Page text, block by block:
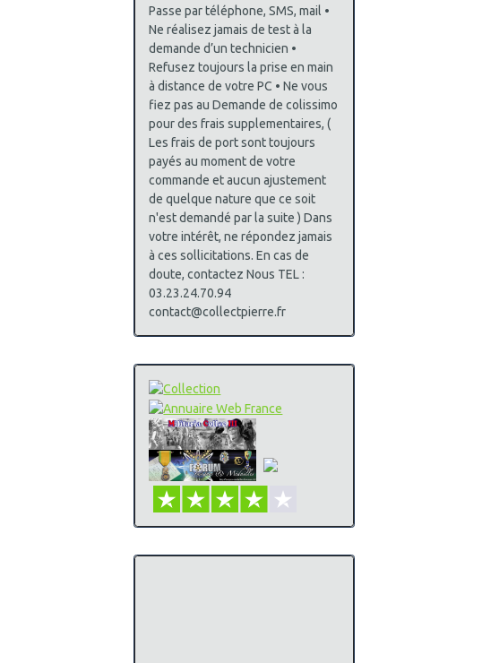
Passe par téléphone, SMS, mail •
Ne réalisez jamais de test à la
demande d’un technicien •
Refusez toujours la prise en main
à distance de votre PC • Ne vous
fiez pas au Demande de colissimo
pour des frais supplementaires, (
Les frais de port sont toujours
payés au moment de votre
commande et aucun ajustement
de quelque nature que ce soit
n'est demandé par la suite ) Dans
votre intérêt, ne répondez jamais
à ces sollicitations. En cas de
doute, contactez Nous TEL :
03.23.24.70.94
contact@collectpierre.fr